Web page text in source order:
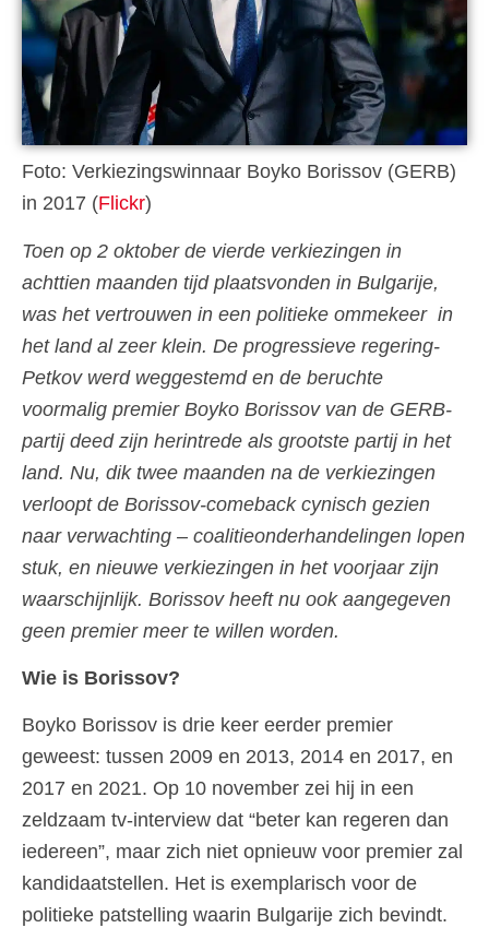
Foto: Verkiezingswinnaar Boyko Borissov (GERB)
in 2017 (Flickr)
Toen op 2 oktober de vierde verkiezingen in
achttien maanden tijd plaatsvonden in Bulgarije,
was het vertrouwen in een politieke ommekeer in
het land al zeer klein. De progressieve regering-
Petkov werd weggestemd en de beruchte
voormalig premier Boyko Borissov van de GERB-
partij deed zijn herintrede als grootste partij in het
land. Nu, dik twee maanden na de verkiezingen
verloopt de Borissov-comeback cynisch gezien
naar verwachting – coalitieonderhandelingen lopen
stuk, en nieuwe verkiezingen in het voorjaar zijn
waarschijnlijk. Borissov heeft nu ook aangegeven
geen premier meer te willen worden.
Wie is Borissov?
Boyko Borissov is drie keer eerder premier
geweest: tussen 2009 en 2013, 2014 en 2017, en
2017 en 2021. Op 10 november zei hij in een
zeldzaam tv-interview dat “beter kan regeren dan
iedereen”, maar zich niet opnieuw voor premier zal
kandidaatstellen. Het is exemplarisch voor de
politieke patstelling waarin Bulgarije zich bevindt.